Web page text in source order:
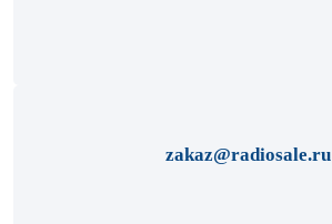
zakaz@radiosale.ru